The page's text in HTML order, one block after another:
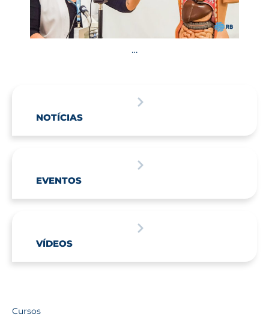
…
NOTÍCIAS
EVENTOS
VÍDEOS
Cursos